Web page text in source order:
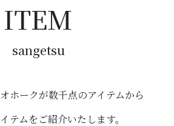
ITEM
sangetsu
ホークが数千点のアイテムから
テムをご紹介いたします。